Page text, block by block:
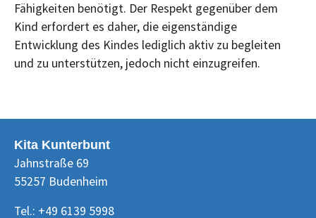
Fähigkeiten benötigt. Der Respekt gegenüber dem
Kind erfordert es daher, die eigenständige
Entwicklung des Kindes lediglich aktiv zu begleiten
und zu unterstützen, jedoch nicht einzugreifen.
Kita Kunterbunt
Jahnstraße 69
55257 Budenheim
Tel.: +49 6139 5998